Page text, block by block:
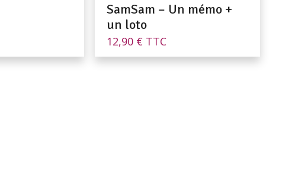
SamSam – Un mémo +
un loto
12,90 € TTC